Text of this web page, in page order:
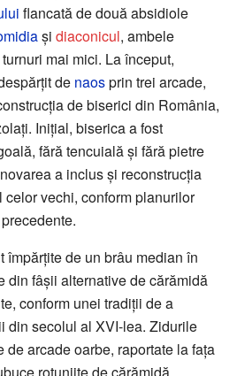
flancată de două absidiole
și diaconicul, ambele
mai mici. La început,
de naosprin trei arcade,
de biserici din România,
Inițial, biserica a fost
fără tencuială și fără pietre
a inclus și reconstrucția
vechi, conform planurilor
împărțite de un brâu median în
din fâșii alternative de cărămidă
conform unei tradiții de a
din secolul al XVI-lea. Zidurile
de arcade oarbe, raportate la fața